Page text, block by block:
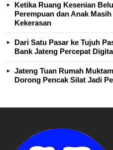
Ketika Ruang Kesenian
Perempuan dan Anak
Kekerasan
Dari Satu Pasar ke Tujuh
Bank Jateng Percepat
Jateng Tuan Rumah
Dorong Pencak Silat Jadi